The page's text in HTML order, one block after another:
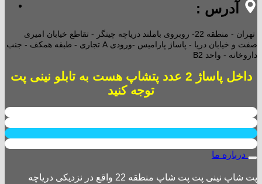
آدرس :
تهران - منطقه 22- روبروی باملند دریاچه چیتگر - تقاطع خیابان امیری
صفت و خیابان دریا - پاساژ پارامیس -ورودی A تجاری -
طبقه همکف - جنب
داروخانه - واحد B2
داخل پاساژ 2 عدد پتشاپ هست به تابلو نینی پت
توجه کنید
درباره ما
پت شاپ نینی پت پت شاپ منطقه 22 واقع در نزدیکی دریاچه